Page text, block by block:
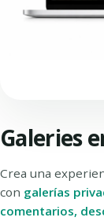
Galeries
Crea una
con galerías
comentarios,